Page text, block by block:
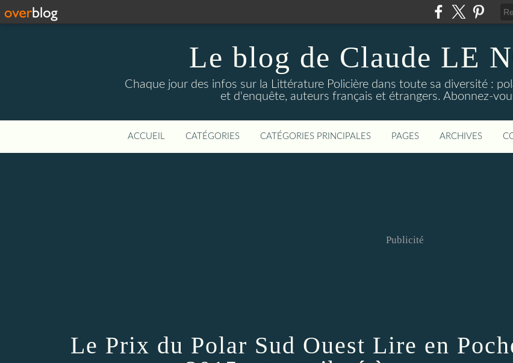
Le blog de Claude LE
Chaque jour des infos sur la Littérature Policière dans toute sa diversité :
et d'enquête, auteurs français et étrangers. Abonnez-
ACCUEIL CATÉGORIES CATÉGORIES PRINCIPALES PAGES ARCHIVES
Publicité
Le Prix du Polar Sud Ouest Lire en